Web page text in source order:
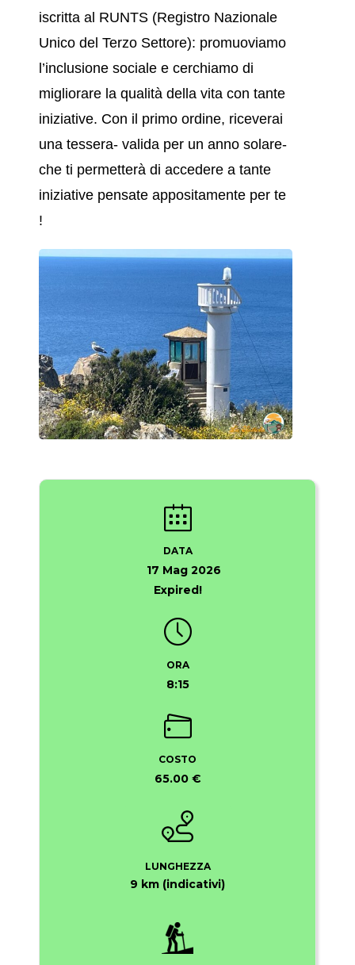
iscritta al RUNTS (Registro Nazionale
Unico del Terzo Settore): promuoviamo
l’inclusione sociale e cerchiamo di
migliorare la qualità della vita con tante
iniziative. Con il primo ordine, riceverai
una tessera- valida per un anno solare-
che ti permetterà di accedere a tante
iniziative pensate appositamente per te
!
DATA
17 Mag 2026
Expired!
ORA
8:15
COSTO
65.00 €
LUNGHEZZA
9 km (indicativi)